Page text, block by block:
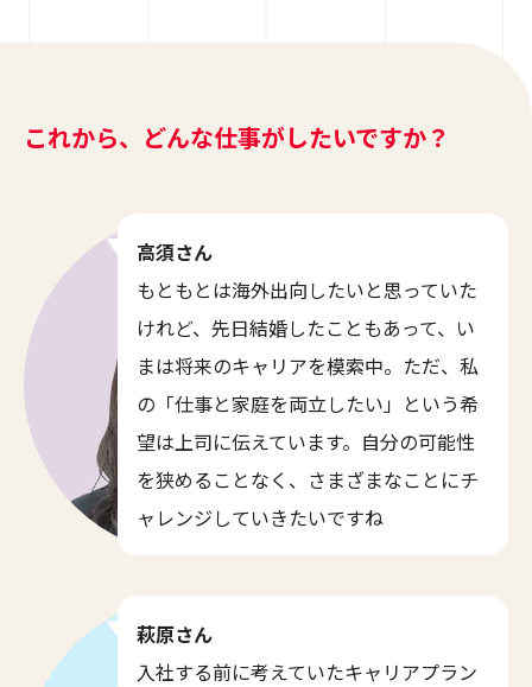
これから、どんな仕事がしたいですか？
高須さん
もともとは海外出向したいと思っていた
けれど、先日結婚したこともあって、い
まは将来のキャリアを模索中。ただ、私
の「仕事と家庭を両立したい」という希
望は上司に伝えています。自分の可能性
を狭めることなく、さまざまなことにチ
ャレンジしていきたいですね
萩原さん
入社する前に考えていたキャリアプラン